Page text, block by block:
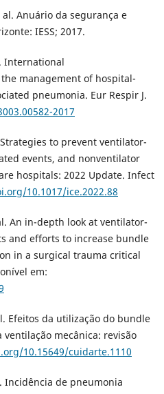
al. Anuário da segurança e
IESS; 2017.
International
the management of hospital-
pneumonia. Eur Respir J.
2017
to prevent ventilator-
events, and nonventilator
hospitals: 2022 Update. Infect
10.1017/ice.2022.88
An in-depth look at ventilator-
and efforts to increase bundle
in a surgical trauma critical
em:
Efeitos da utilização do bundle
mecânica: revisão
10.15649/cuidarte.1110
Incidência de pneumonia